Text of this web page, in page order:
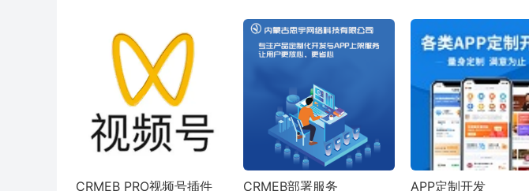
CRMEB PRO视频号插件 CRMEB部署服务 APP定制开发